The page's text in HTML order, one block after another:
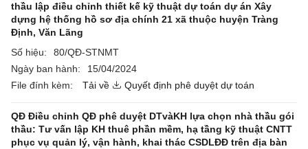
thầu lập điều chỉnh thiết kế kỹ thuật dự toán dự án Xây
dựng hệ thống hồ sơ địa chính 21 xã thuộc huyện Tràng
Định, Văn Lãng
Số hiệu:
80/QĐ-STNMT
Ngày ban hành:
15/04/2024
File đính kèm:
Tải về Quyết định phê duyệt dự toán
QĐ Điều chỉnh QĐ phê duyệt DTvàKH lựa chọn nhà thầu gói
thầu: Tư vấn lập KH thuê phần mềm, hạ tầng kỹ thuật CNTT
phục vụ quản lý, vận hành, khai thác CSDLĐĐ trên địa bàn